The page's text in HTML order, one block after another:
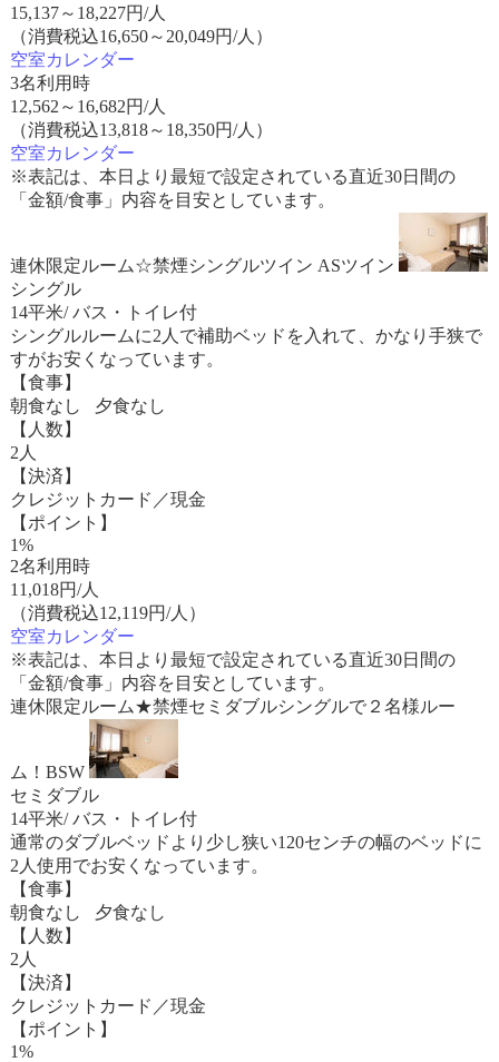
15,137～ 18,227円/人
（消費税込16,650～20,049円/人）
空室カレンダー
3名利用時
12,562 ～ 16,682円/人
（消費税込13,818～18,350円/人）
空室カレンダー
※表記は、本日より最短で設定されている直近30日間の
「金額/食事」内容を目安としています。
連休限定ルーム☆禁煙シングルツイン ASツイン
シングル
14平米/ バス・トイレ付
シングルルームに2人で補助ベッドを入れて、かなり手狭で
すがお安くなっています。
【食事】
朝食なし 夕食なし
【人数】
2人
【決済】
クレジットカード／現金
【ポイント】
1%
2名利用時
11,018円/人
（消費税込12,119円/人）
空室カレンダー
※表記は、本日より最短で設定されている直近30日間の
「金額/食事」内容を目安としています。
連休限定ルーム★禁煙セミダブルシングルで２名様ルー
ム！BSW
セミダブル
14平米/ バス・トイレ付
通常のダブルベッドより少し狭い120センチの幅のベッドに
2人使用でお安くなっています。
【食事】
朝食なし 夕食なし
【人数】
2人
【決済】
クレジットカード／現金
【ポイント】
1%